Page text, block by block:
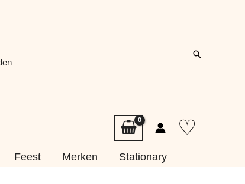
Zoeken
♡
Feest Merken
Stationary